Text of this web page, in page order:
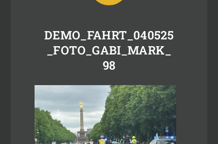
DEMO_FAHRT_040525
_FOTO_GABI_MARK_
98